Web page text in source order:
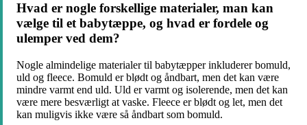
Hvad er nogle forskellige materialer, man kan
vælge til et babytæppe, og hvad er fordele og
ulemper ved dem?
Nogle almindelige materialer til babytæpper inkluderer bomuld,
uld og fleece. Bomuld er blødt og åndbart, men det kan være
mindre varmt end uld. Uld er varmt og isolerende, men det kan
være mere besværligt at vaske. Fleece er blødt og let, men det
kan muligvis ikke være så åndbart som bomuld.